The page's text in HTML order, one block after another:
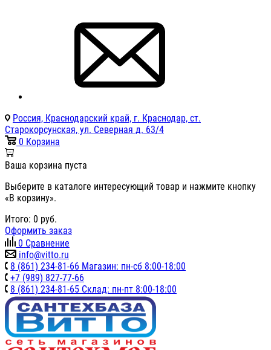
Россия, Краснодарский край, г. Краснодар, ст.
Старокорсунская, ул. Северная д. 63/4
0 Корзина
Ваша корзина пуста
Выберите в каталоге интересующий товар и нажмите кнопку
«В корзину».
Итого: 0 руб.
Оформить заказ
0 Сравнение
info@vitto.ru
8 (861) 234-81-66 Магазин: пн-сб 8:00-18:00
+7 (989) 827-77-66
8 (861) 234-81-65 Склад: пн-пт 8:00-18:00